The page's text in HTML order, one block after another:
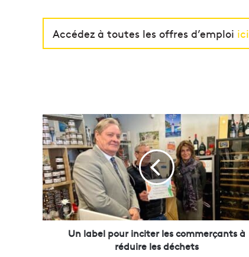
Accédez à toutes les offres d’emploi ici
U
n
l
a
b
e
l
p
o
Un label pour inciter les commerçants à
réduire les déchets